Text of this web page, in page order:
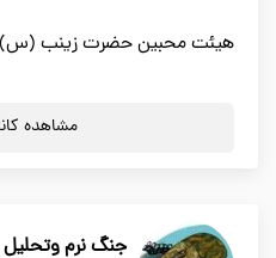
هیئت محبین حضرت زینب (س)
مشاهده
جنگ نرم